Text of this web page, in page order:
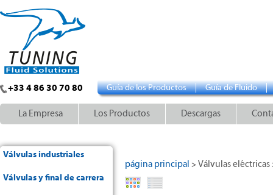
+33 4 86 30 70 80 Guía de los Productos Guía de Fluido
La Empresa Los Productos Descargas
Válvulas industriales
Válvulas y final de carrera
página principal > Válvulas eléctricas